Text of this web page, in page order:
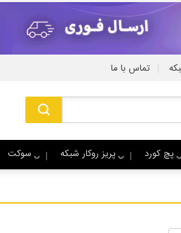
| تماس با ما
سوکت پریز روکار شبکه پچ کورد